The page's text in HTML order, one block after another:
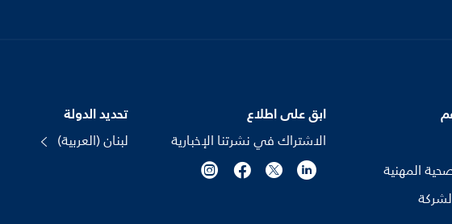
المهنية
ابق على اطلاع
الاشتراك في نشرتنا الإخبارية
تحديد الدولة
لبنان (العربية)